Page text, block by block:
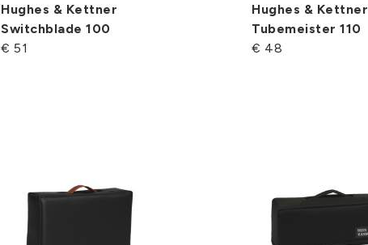
Hughes & Kettner
Switchblade 100
€ 51
Hughes & Kettner
Tubemeister 110
€ 48